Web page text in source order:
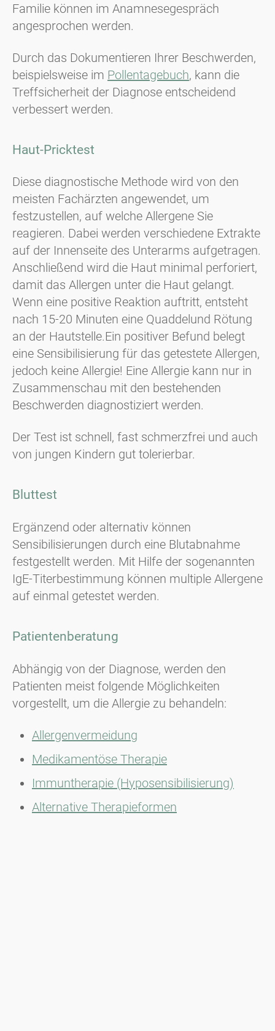
Familie können im Anamnesegespräch
angesprochen werden.
Durch das Dokumentieren Ihrer Beschwerden,
beispielsweise im Pollentagebuch, kann die
Treffsicherheit der Diagnose entscheidend
verbessert werden.
Haut-Pricktest
Diese diagnostische Methode wird von den
meisten Fachärzten angewendet, um
festzustellen, auf welche Allergene Sie
reagieren. Dabei werden verschiedene Extrakte
auf der Innenseite des Unterarms aufgetragen.
Anschließend wird die Haut minimal perforiert,
damit das Allergen unter die Haut gelangt.
Wenn eine positive Reaktion auftritt, entsteht
nach 15-20 Minuten eine Quaddelund Rötung
an der Hautstelle.Ein positiver Befund belegt
eine Sensibilisierung für das getestete Allergen,
jedoch keine Allergie! Eine Allergie kann nur in
Zusammenschau mit den bestehenden
Beschwerden diagnostiziert werden.
Der Test ist schnell, fast schmerzfrei und auch
von jungen Kindern gut tolerierbar.
Bluttest
Ergänzend oder alternativ können
Sensibilisierungen durch eine Blutabnahme
festgestellt werden. Mit Hilfe der sogenannten
IgE-Titerbestimmung können multiple Allergene
auf einmal getestet werden.
Patientenberatung
Abhängig von der Diagnose, werden den
Patienten meist folgende Möglichkeiten
vorgestellt, um die Allergie zu behandeln:
Allergenvermeidung
Medikamentöse Therapie
Immuntherapie (Hyposensibilisierung)
Alternative Therapieformen